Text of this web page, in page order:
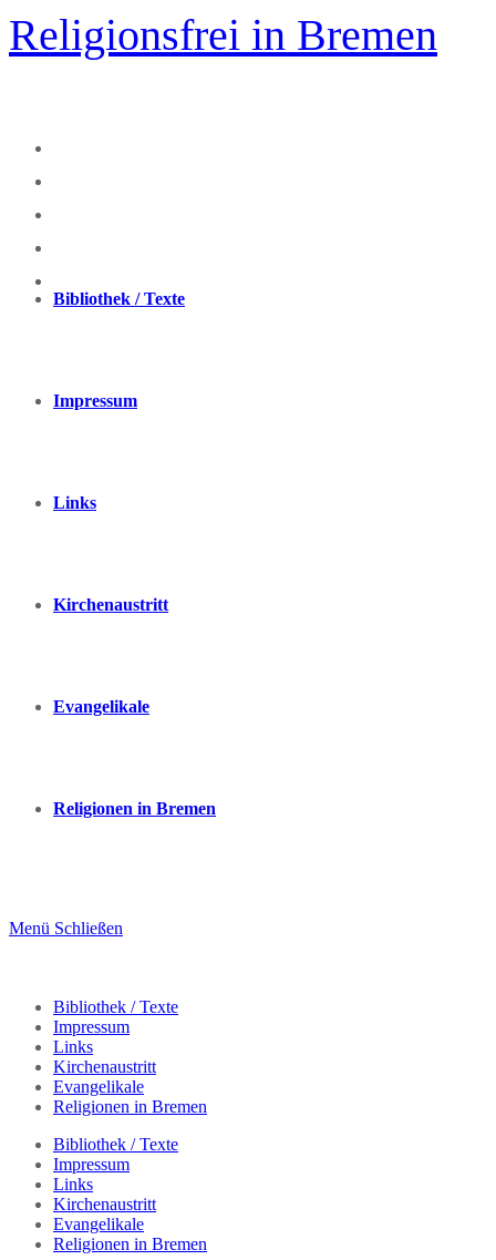
Zum
Inhalt
springen
Religionsfrei in Bremen
Bibliothek / Texte
Impressum
Links
Kirchenaustritt
Evangelikale
Religionen in Bremen
Menü Schließen
Bibliothek / Texte
Impressum
Links
Kirchenaustritt
Evangelikale
Religionen in Bremen
Bibliothek / Texte
Impressum
Links
Kirchenaustritt
Evangelikale
Religionen in Bremen